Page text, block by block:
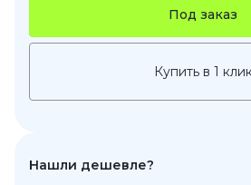
Под заказ
Купить в 1
Нашли дешевле?